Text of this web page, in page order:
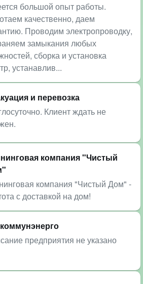
большой опыт работы.
качественно, даем
Проводим электропроводку,
замыкания любых
сборка и установка
устанавлив...
и перевозка
Клиент ждать не
компания "Чистый
компания "Чистый Дом" -
с доставкой на дом!
предприятия не указано